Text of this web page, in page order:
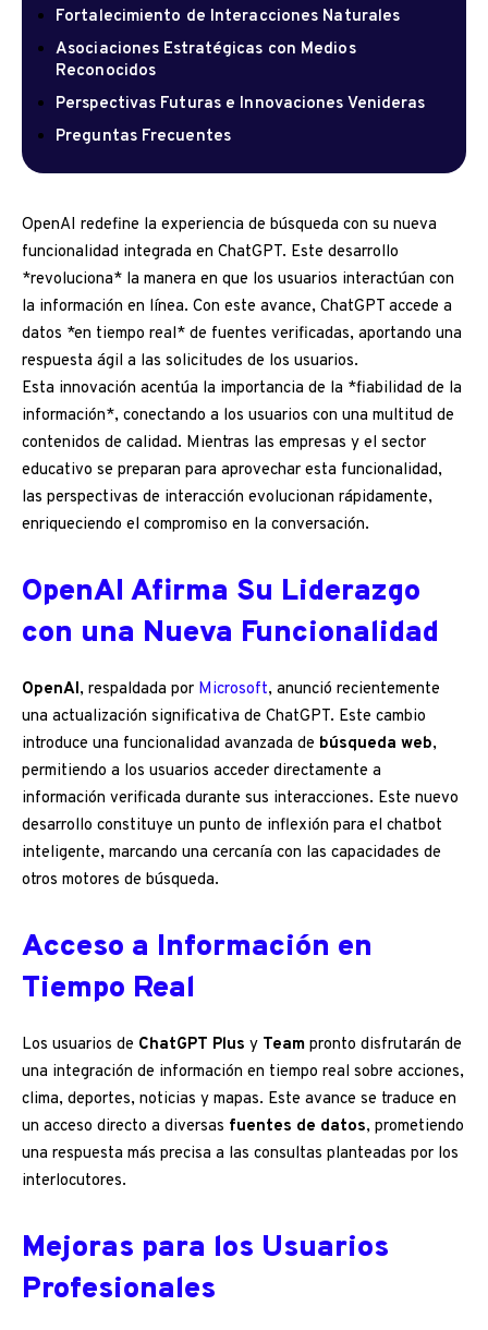
Fortalecimiento de Interacciones Naturales
Asociaciones Estratégicas con Medios
Reconocidos
Perspectivas Futuras e Innovaciones Venideras
Preguntas Frecuentes
OpenAI redefine la experiencia de búsqueda con su nueva
funcionalidad integrada en ChatGPT. Este desarrollo
*revoluciona* la manera en que los usuarios interactúan con
la información en línea. Con este avance, ChatGPT accede a
datos *en tiempo real* de fuentes verificadas, aportando una
respuesta ágil a las solicitudes de los usuarios.
Esta innovación acentúa la importancia de la *fiabilidad de la
información*, conectando a los usuarios con una multitud de
contenidos de calidad. Mientras las empresas y el sector
educativo se preparan para aprovechar esta funcionalidad,
las perspectivas de interacción evolucionan rápidamente,
enriqueciendo el compromiso en la conversación.
OpenAI Afirma Su Liderazgo
con una Nueva Funcionalidad
OpenAI, respaldada por Microsoft, anunció recientemente
una actualización significativa de ChatGPT. Este cambio
introduce una funcionalidad avanzada de búsqueda web,
permitiendo a los usuarios acceder directamente a
información verificada durante sus interacciones. Este nuevo
desarrollo constituye un punto de inflexión para el chatbot
inteligente, marcando una cercanía con las capacidades de
otros motores de búsqueda.
Acceso a Información en
Tiempo Real
Los usuarios de ChatGPT Plus y Team pronto disfrutarán de
una integración de información en tiempo real sobre acciones,
clima, deportes, noticias y mapas. Este avance se traduce en
un acceso directo a diversas fuentes de datos, prometiendo
una respuesta más precisa a las consultas planteadas por los
interlocutores.
Mejoras para los Usuarios
Profesionales